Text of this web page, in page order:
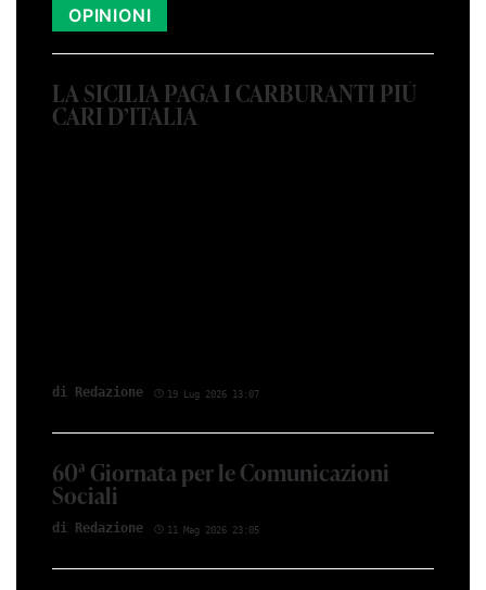
OPINIONI
LA SICILIA PAGA I CARBURANTI PIÙ
CARI D’ITALIA
di Red­azio­ne 19 Lug 2026 13:07
60ª Giornata per le Comunicazioni
Sociali
di Red­azio­ne 11 Mag 2026 23:05